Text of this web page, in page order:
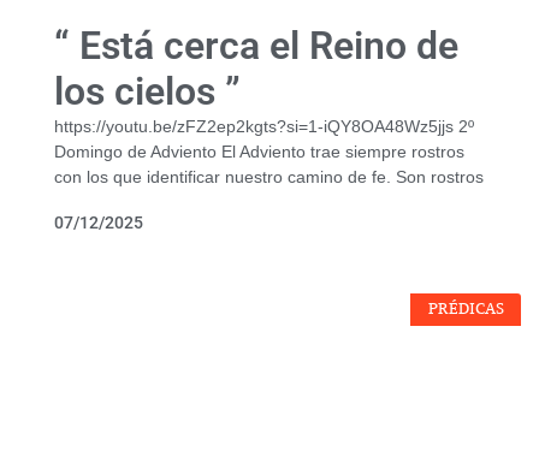
“ Está cerca el Reino de
los cielos ”
https://youtu.be/zFZ2ep2kgts?si=1-iQY8OA48Wz5jjs 2º
Domingo de Adviento El Adviento trae siempre rostros
con los que identificar nuestro camino de fe. Son rostros
07/12/2025
PRÉDICAS